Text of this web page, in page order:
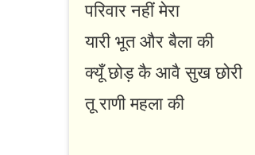
परिवार नहीं मेरा
यारी भूत और बैला की
क्यूँ छोड़ कै आवै सुख छोरी
तू राणी महला की